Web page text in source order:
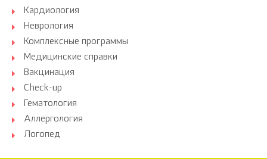
Кардиология
Неврология
Комплексные программы
Медицинские справки
Вакцинация
Check-up
Гематология
Аллергология
Логопед